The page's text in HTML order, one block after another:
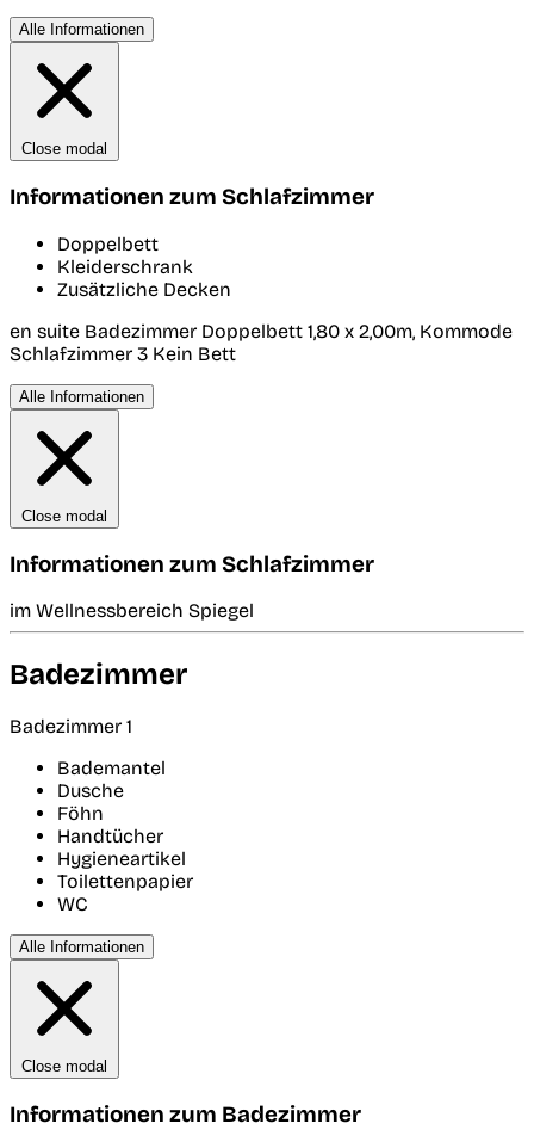
Alle Informationen
Close modal
Informationen zum Schlafzimmer
Doppelbett
Kleiderschrank
Zusätzliche Decken
en suite Badezimmer Doppelbett 1,80 x 2,00m, Kommode
Schlafzimmer 3 Kein Bett
Alle Informationen
Close modal
Informationen zum Schlafzimmer
im Wellnessbereich Spiegel
Badezimmer
Badezimmer 1
Bademantel
Dusche
Föhn
Handtücher
Hygieneartikel
Toilettenpapier
WC
Alle Informationen
Close modal
Informationen zum Badezimmer